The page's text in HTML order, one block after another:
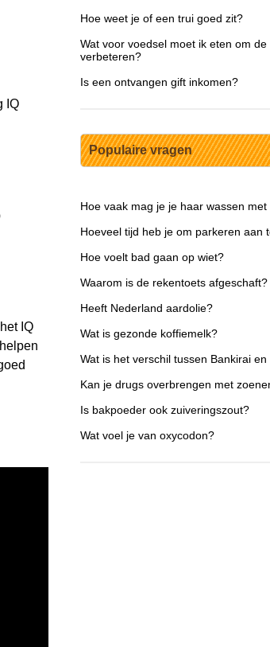
IQ
IQ
Hoe weet je of een trui goed zit?
Wat voor voedsel moet ik eten om
verbeteren?
Is een ontvangen gift inkomen?
Populaire vragen
Hoe vaak mag je je haar wassen met
Hoeveel tijd heb je om parkeren aan
Hoe voelt bad gaan op wiet?
Waarom is de rekentoets afgeschaft?
Heeft Nederland aardolie?
Wat is gezonde koffiemelk?
Wat is het verschil tussen Bankirai
Kan je drugs overbrengen met
Is bakpoeder ook zuiveringszout?
Wat voel je van oxycodon?